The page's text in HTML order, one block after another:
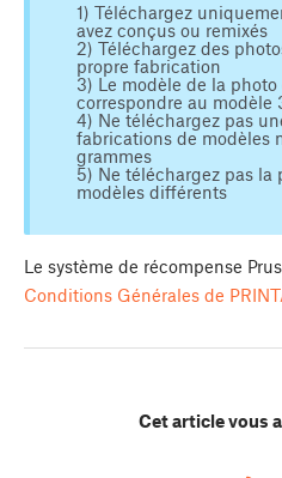
1) Téléchargez
avez conçus ou remixés
2) Téléchargez des
propre fabrication
3) Le modèle de la
correspondre au modèle
4) Ne téléchargez pas
fabrications de modèles
grammes
5) Ne téléchargez pas la
modèles différents
Le système de récompense
Conditions Générales de
Cet article vous